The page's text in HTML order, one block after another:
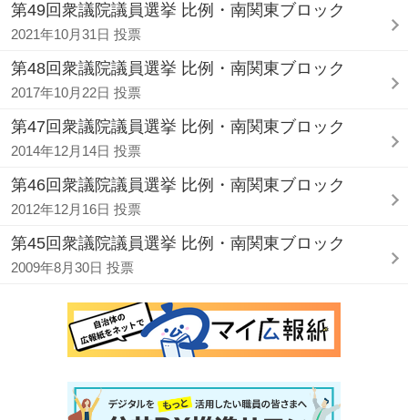
第49回衆議院議員選挙 比例・南関東ブロック
2021年10月31日 投票
第48回衆議院議員選挙 比例・南関東ブロック
2017年10月22日 投票
第47回衆議院議員選挙 比例・南関東ブロック
2014年12月14日 投票
第46回衆議院議員選挙 比例・南関東ブロック
2012年12月16日 投票
第45回衆議院議員選挙 比例・南関東ブロック
2009年8月30日 投票